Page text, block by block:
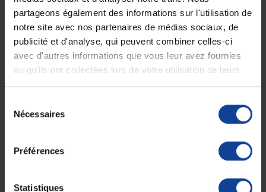
partageons également des informations sur l'utilisation de
notre site avec nos partenaires de médias sociaux, de
publicité et d'analyse, qui peuvent combiner celles-ci
avec d'autres informations que vous leur avez fournies
ou qu'ils ont collectées lors de votre utilisation de leurs
services.
Nécessaires
Préférences
Statistiques
• Solution détergente désinfectante parfumée, destinée au nettoyage
et
à la désinfection des surfaces.
• Convient pour les revêtements de table d’examen et d’auscultation.
• Parfum agrume.
Bactéricide (EN 1040, EN 13727, EN 13697), active sur MRSA (EN
13697). Levuricide et fongicide (EN 1275, EN 13624, EN 13697).
Active sur HIV-1, BVDV (virus modèle HCV), PRV (virus modèle HBV),
Active sur Influenza virus A (H1N1) selon EN 14476+A1.